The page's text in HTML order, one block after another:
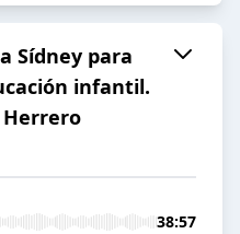
Sídney para
infantil.
Herrero
38:57